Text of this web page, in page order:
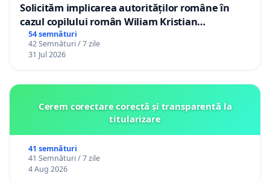
Solicităm implicarea autorităților române în
cazul copilului român Wiliam Kristian
Gheorghe, aflat în plasament în Danemarca de
12 ani
54 semnături
42 Semnături / 7 zile
31 Jul 2026
Cerem corectare corectă și transparentă la
titularizare
41 semnături
41 Semnături / 7 zile
4 Aug 2026